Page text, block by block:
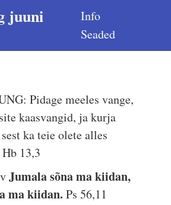
juuni
Info
Seaded
Pidage meeles vange,
kaasvangid, ja kurja
ka teie olete alles
Hb 13,3
Jumala sõna ma kiidan,
ma kiidan.Ps 56,11